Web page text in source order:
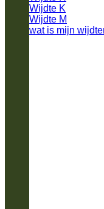
Wijdte K
Wijdte M
wat is mijn